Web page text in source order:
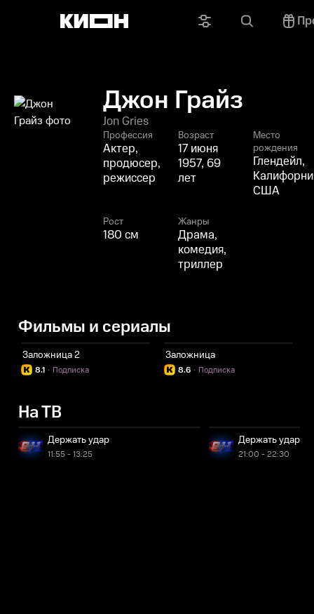
Джон Грайз
Jon Gries
Профессия
Актер,
продюсер,
режиссер
Возраст
17 июня
1957, 69
лет
Место
рождения
Глендейл,
США
Рост
180 см
Жанры
Драма,
комедия,
триллер
Фильмы и сериалы
Заложница 2
8.1 Подписка
·
Заложница
8.6 Подписка
·
На ТВ
Держать удар
11:55 - 13:25
Держать удар
21:00 - 22:30